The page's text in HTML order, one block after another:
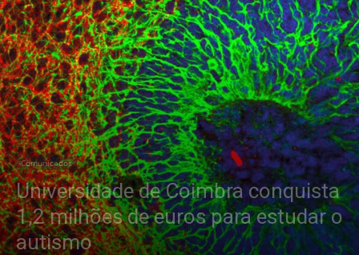
Comunicados
Universidade de Coimbra conquista
1,2 milhões de euros para estudar o
autismo